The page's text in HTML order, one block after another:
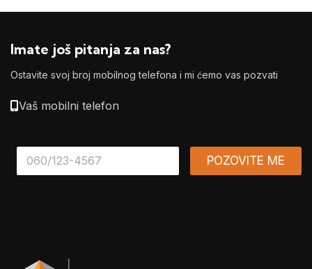
Imate još pitanja za nas?
Ostavite svoj broj mobilnog telefona i mi ćemo vas pozvati
Vaš mobilni telefon
*
POZOVITE ME